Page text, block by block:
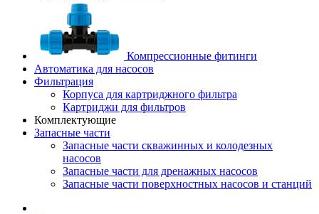
Компрессионные фитинги
Автоматика для насосов
Фильтрация
Корпуса для картриджного фильтра
Картриджи для фильтров
Комплектующие
Запасные части
Запасные части скважинных и колодезных
насосов
Запасные части для дренажных насосов
Запасные части поверхностных насосов и станций